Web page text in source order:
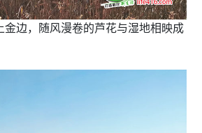
金边，随风漫卷的芦花与湿地相映成